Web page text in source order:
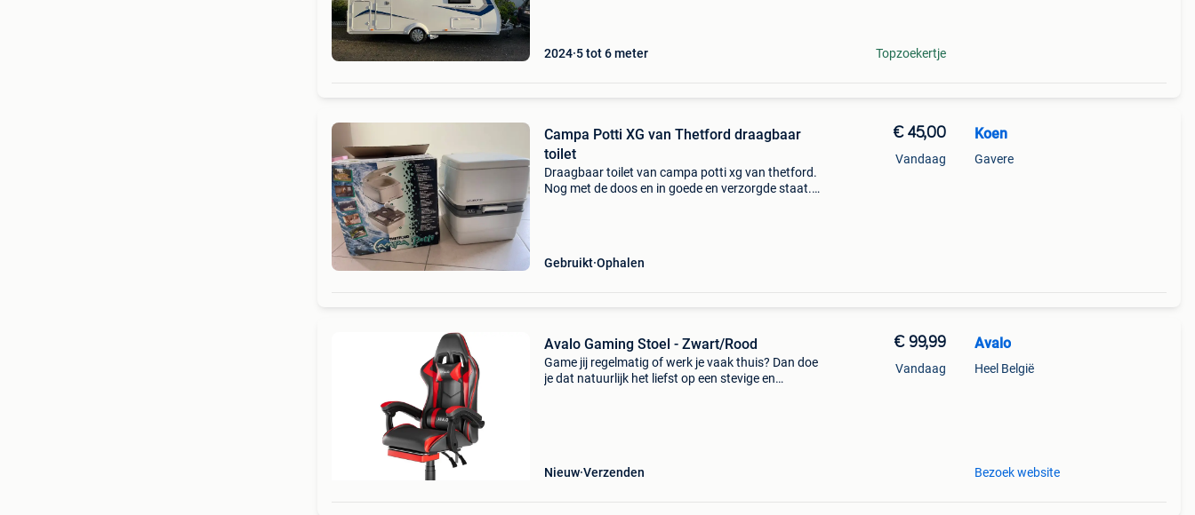
2024 5 tot 6 meter Topzoekertje
Campa Potti XG van Thetford draagbaar
toilet
Draagbaar toilet van campa potti xg van thetford.
Nog met de doos en in goede en verzorgde staat.
Gebruikt Ophalen
€ 45,00
Vandaag
Koen
Gavere
Avalo Gaming Stoel - Zwart/Rood
Game jij regelmatig of werk je vaak thuis? Dan doe
je dat natuurlijk het liefst op een stevige en
Nieuw Verzenden
€ 99,99
Vandaag
Avalo
Heel België
Bezoek website